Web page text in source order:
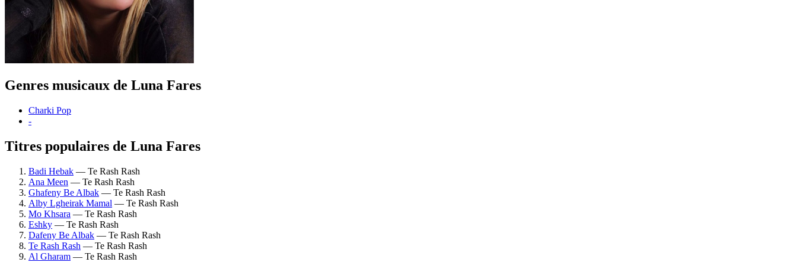
Genres musicaux de Luna Fares
Charki Pop
-
Titres populaires de Luna Fares
Badi Hebak — Te Rash Rash
Ana Meen — Te Rash Rash
Ghafeny Be Albak — Te Rash Rash
Alby Lgheirak Mamal — Te Rash Rash
Mo Khsara — Te Rash Rash
Eshky — Te Rash Rash
Dafeny Be Albak — Te Rash Rash
Te Rash Rash — Te Rash Rash
Al Gharam — Te Rash Rash